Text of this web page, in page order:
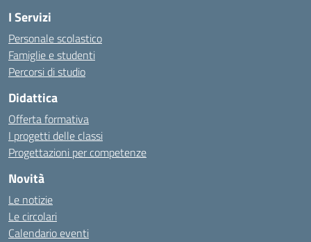
I Servizi
Personale scolastico
Famiglie e studenti
Percorsi di studio
Didattica
Offerta formativa
I progetti delle classi
Progettazioni per competenze
Novità
Le notizie
Le circolari
Calendario eventi